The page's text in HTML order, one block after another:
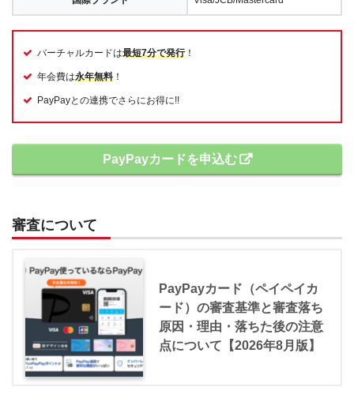
バーチャルカードは最短7分で発行！
年会費は永年無料 ！
PayPayとの連携でさらにお得に!!
PayPayカードを申込む
審査について
PayPayカード（ペイペイカ
ード）の審査基準と審査落ち
原因・理由・落ちた後の注意
点について【2026年8月版】